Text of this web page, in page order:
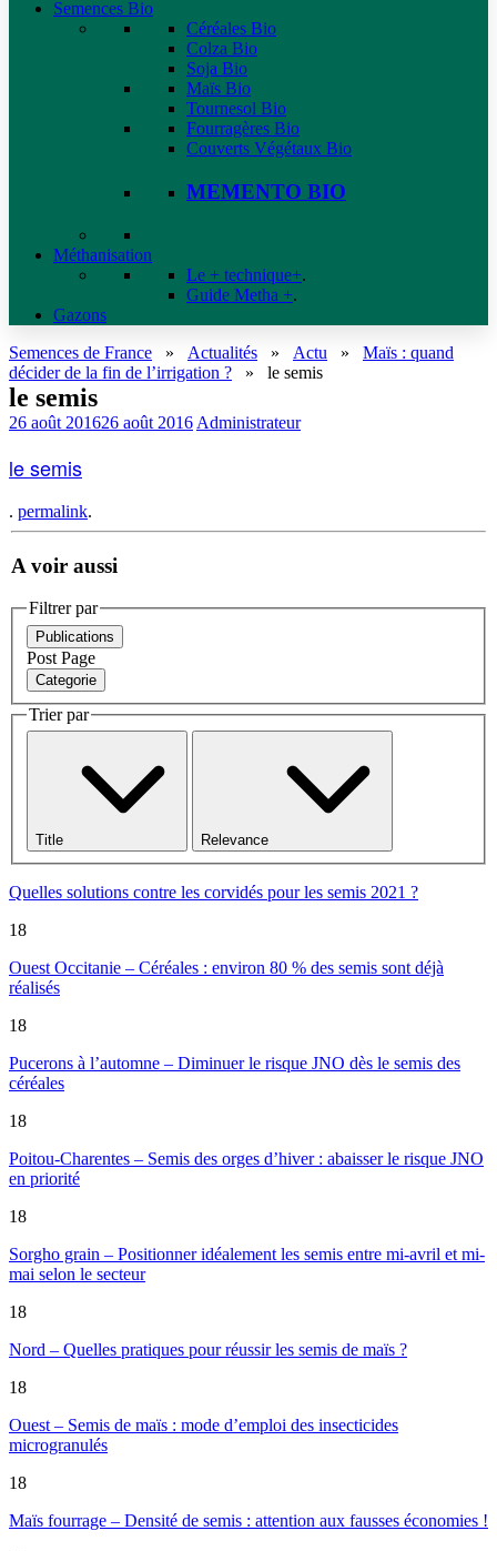
Semences Bio
Céréales Bio
Colza Bio
Soja Bio
Maïs Bio
Tournesol Bio
Fourragères Bio
Couverts Végétaux Bio
MEMENTO BIO
Méthanisation
Le + technique+.
Guide Metha +.
Gazons
Semences de France » Actualités » Actu » Maïs : quand
décider de la fin de l’irrigation ? » le semis
le semis
26 août 201626 août 2016 Administrateur
le semis
. permalink.
A voir aussi
Filtrer par
Publications
Post Page
Categorie
Trier par
Title Relevance
Quelles solutions contre les corvidés pour les semis 2021 ?
18
Ouest Occitanie – Céréales : environ 80 % des semis sont déjà
réalisés
18
Pucerons à l’automne – Diminuer le risque JNO dès le semis des
céréales
18
Poitou-Charentes – Semis des orges d’hiver : abaisser le risque JNO
en priorité
18
Sorgho grain – Positionner idéalement les semis entre mi-avril et mi-
mai selon le secteur
18
Nord – Quelles pratiques pour réussir les semis de maïs ?
18
Ouest – Semis de maïs : mode d’emploi des insecticides
microgranulés
18
Maïs fourrage – Densité de semis : attention aux fausses économies !